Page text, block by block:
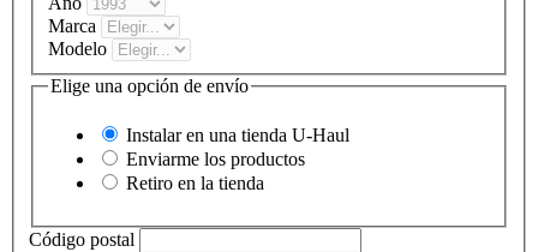
Marca
Modelo
Elige una opción de envío
Instalar en una tienda U-Haul
Enviarme los productos
Retiro en la tienda
Código postal